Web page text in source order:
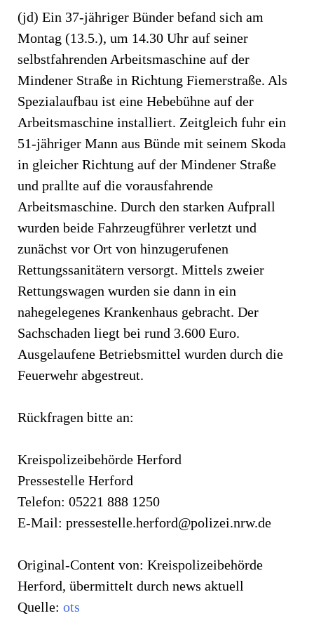
(jd) Ein 37-jähriger Bünder befand sich am
Montag (13.5.), um 14.30 Uhr auf seiner
selbstfahrenden Arbeitsmaschine auf der
Mindener Straße in Richtung Fiemerstraße. Als
Spezialaufbau ist eine Hebebühne auf der
Arbeitsmaschine installiert. Zeitgleich fuhr ein
51-jähriger Mann aus Bünde mit seinem Skoda
in gleicher Richtung auf der Mindener Straße
und prallte auf die vorausfahrende
Arbeitsmaschine. Durch den starken Aufprall
wurden beide Fahrzeugführer verletzt und
zunächst vor Ort von hinzugerufenen
Rettungssanitätern versorgt. Mittels zweier
Rettungswagen wurden sie dann in ein
nahegelegenes Krankenhaus gebracht. Der
Sachschaden liegt bei rund 3.600 Euro.
Ausgelaufene Betriebsmittel wurden durch die
Feuerwehr abgestreut.
Rückfragen bitte an:
Kreispolizeibehörde Herford
Pressestelle Herford
Telefon: 05221 888 1250
E-Mail: pressestelle.herford@polizei.nrw.de
Original-Content von: Kreispolizeibehörde
Herford, übermittelt durch news aktuell
Quelle: ots